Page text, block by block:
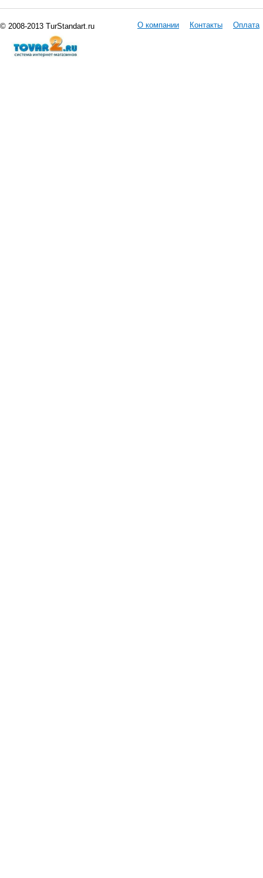
© 2008-2013 TurStandart.ru О компании Контакты Оплата